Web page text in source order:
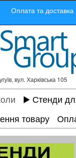
Оплата та доставка
вул. Харківська 105
▶️ Стенди
товару